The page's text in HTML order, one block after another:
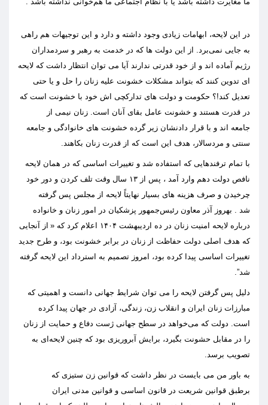
در این لایحه، ابهامات زیادی وجود داشته و دارد و این توجیهات هم راهی
به جایی نمی‌برد
از این دولت ها که در خدمت به رهبر و سردمداران
ر ژ یم آماده اند و از خود قدرتی ندارند آیا می توان انتظار داشت که لایحه
ای تدوین کنند که بتواند مشکلات خشونت علیه زنان را حل و یا حتی
تعدیل کند !؟ حکومت و دولت های تدارکچی اش خود با خشونت است که
در قدرت هستند و خشونت عامل بقای آنان است زنان نیمی از
جامعه اند و با قرار دادنشان زیر گرده خشونت های خانوادگی و جامعه
سنتی و مردسالار ، هدف این استکه از قدرت زنان بکاهند
با تمام ترفندهایی که استفاده شد و تغییرات اساسی که در همان لایحه
نافص دولت دهم وارد آمد ، پس از ۱۳ سال وقت تلف کردن و دور خود
چرخیدن و صرف هزینه های بسیار نهایتاً لایحه از مجلس پس گرفته
شد
بهروز آذر معاون رئیس‌جمهور پزشکیان در امور زنان و خانواده
درباره لایحه امنیت زنان در ده اردیبهشت ۱۴۰۴ اعلام کرد که « از آنجایی
که هدف اصلی دولت حفاظت از زنان در برابر خشونت بود، و طرح جدید
تغییرات اساسی پیدا کرده بود، امروز تصمیم به استرداد این لایحه گرفته
شد”
دلیل پس گرفتن لایحه را می توان شرایط جهانی دانست و اهمیتی که
مبارزات زنان ایران و انقلاب زن، زندگی، آزادی در جهان پیدا کرده
است دولتکه می‌خواهد در سطح جهانی ژست دفاع و حمایت از زنان
را در مقابل حشونت بگیرد، برایش آبروریزی بود که چنین لایحه‌ای به
تصویب برسد
به باور من می بایست در نظر داشت که قوانین زن ستیزی که
برطبق قوانین شریعت در قانون اساسی و قوانین مدنی ایران